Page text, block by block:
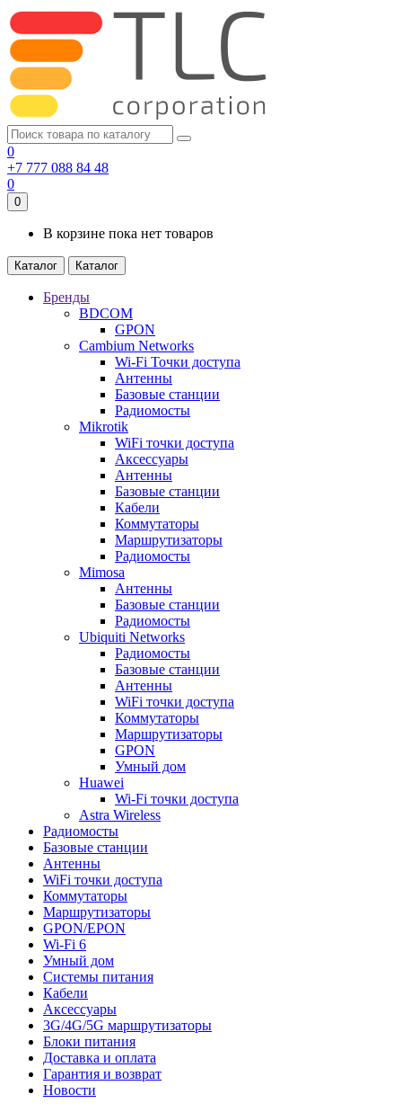
0
+7 777 088 84 48
0
0
В корзине пока нет товаров
Каталог Каталог
Бренды
BDCOM
GPON
Cambium Networks
Wi-Fi Точки доступа
Антенны
Базовые станции
Радиомосты
Mikrotik
WiFi точки доступа
Аксессуары
Антенны
Базовые станции
Кабели
Коммутаторы
Маршрутизаторы
Радиомосты
Mimosa
Антенны
Базовые станции
Радиомосты
Ubiquiti Networks
Радиомосты
Базовые станции
Антенны
WiFi точки доступа
Коммутаторы
Маршрутизаторы
GPON
Умный дом
Huawei
Wi-Fi точки доступа
Astra Wireless
Радиомосты
Базовые станции
Антенны
WiFi точки доступа
Коммутаторы
Маршрутизаторы
GPON/EPON
Wi-Fi 6
Умный дом
Системы питания
Кабели
Аксессуары
3G/4G/5G маршрутизаторы
Блоки питания
Доставка и оплата
Гарантия и возврат
Новости